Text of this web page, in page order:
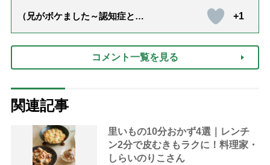
（兄がボケました～認知症と介
達』が届きました」）
+1
コメント一覧を見る
関連記事
里いもの10分おかず4選｜レンチ
ン2分で皮むきもラクに！料理家・
しらいのりこさん